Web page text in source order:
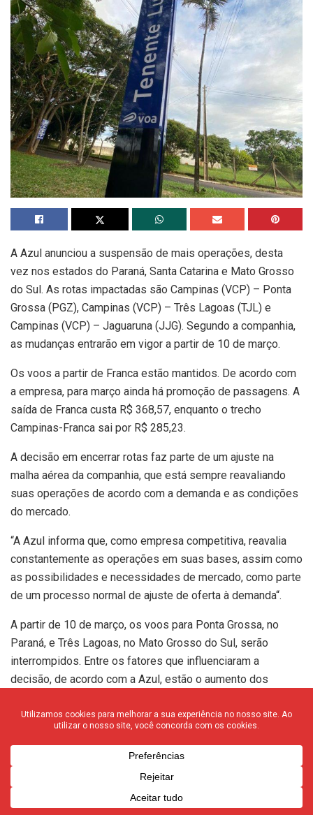
A Azul anunciou a suspensão de mais operações, desta
vez nos estados do Paraná, Santa Catarina e Mato Grosso
do Sul. As rotas impactadas são Campinas (VCP) – Ponta
Grossa (PGZ), Campinas (VCP) – Três Lagoas (TJL) e
Campinas (VCP) – Jaguaruna (JJG). Segundo a companhia,
as mudanças entrarão em vigor a partir de 10 de março.
Os voos a partir de Franca estão mantidos. De acordo com
a empresa, para março ainda há promoção de passagens. A
saída de Franca custa R$ 368,57, enquanto o trecho
Campinas-Franca sai por R$ 285,23.
A decisão em encerrar rotas faz parte de um ajuste na
malha aérea da companhia, que está sempre reavaliando
suas operações de acordo com a demanda e as condições
do mercado.
“A Azul informa que, como empresa competitiva, reavalia
constantemente as operações em suas bases, assim como
as possibilidades e necessidades de mercado, como parte
de um processo normal de ajuste de oferta à demanda“.
A partir de 10 de março, os voos para Ponta Grossa, no
Paraná, e Três Lagoas, no Mato Grosso do Sul, serão
interrompidos. Entre os fatores que influenciaram a
decisão, de acordo com a Azul, estão o aumento dos
suprimentos, a alta do dólar e a disponibilidade de
Os passageiros afetados pela suspensão das rotas
receberão a assistência necessária, conforme
estabelecido pela resolução 400 da Agência Nacional de